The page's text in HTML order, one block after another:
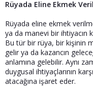
Rüyada Eline Ekmek
Rüyada eline ekmek
ya da manevi bir ihtiyacın
Bu tür bir rüya, bir kişinin
gelir ya da kazancın
anlamına gelebilir. Aynı
duygusal ihtiyaçlarının
atacağına işaret eder.